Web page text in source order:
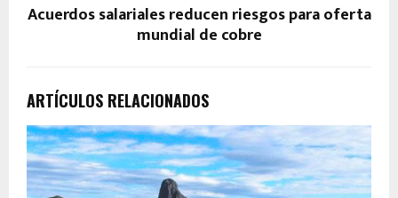
Acuerdos salariales reducen riesgos para oferta
mundial de cobre
ARTÍCULOS RELACIONADOS